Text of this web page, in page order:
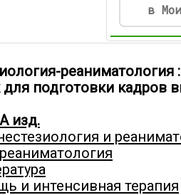
в
реаниматология
для подготовки кадров
изд.
и
и интенсивная терапия